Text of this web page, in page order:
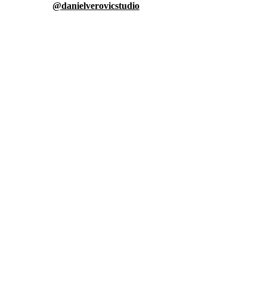
danielverovicstudio